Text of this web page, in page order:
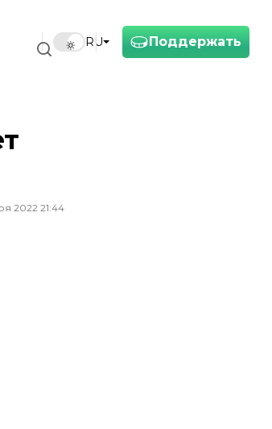
Поддержать
RU
2022 21:44